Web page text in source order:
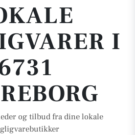
I
og tilbud fra dine lokale